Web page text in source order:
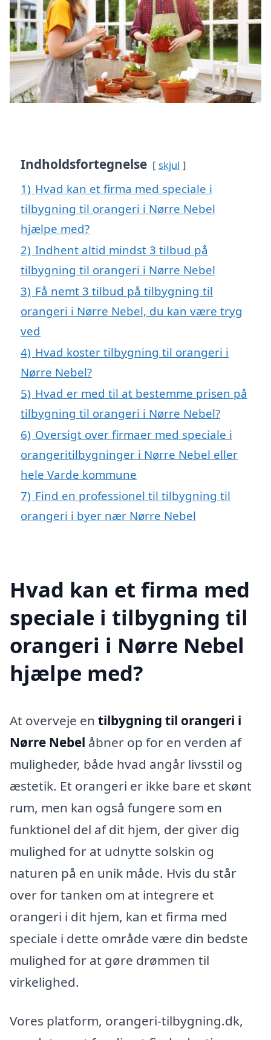
Indholdsfortegnelse skjul
1) Hvad kan et firma med speciale i
tilbygning til orangeri i Nørre Nebel
hjælpe med?
2) Indhent altid mindst 3 tilbud på
tilbygning til orangeri i Nørre Nebel
3) Få nemt 3 tilbud på tilbygning til
orangeri i Nørre Nebel, du kan være tryg
ved
4) Hvad koster tilbygning til orangeri i
Nørre Nebel?
5) Hvad er med til at bestemme prisen på
tilbygning til orangeri i Nørre Nebel?
6) Oversigt over firmaer med speciale i
orangeritilbygninger i Nørre Nebel eller
hele Varde kommune
7) Find en professionel til tilbygning til
orangeri i byer nær Nørre Nebel
Hvad kan et firma med
speciale i tilbygning til
orangeri i Nørre Nebel
hjælpe med?
At overveje en tilbygning til orangeri i
Nørre Nebel åbner op for en verden af
muligheder, både hvad angår livsstil og
æstetik. Et orangeri er ikke bare et skønt
rum, men kan også fungere som en
funktionel del af dit hjem, der giver dig
mulighed for at udnytte solskin og
naturen på en unik måde. Hvis du står
over for tanken om at integrere et
orangeri i dit hjem, kan et firma med
speciale i dette område være din bedste
mulighed for at gøre drømmen til
virkelighed.
Vores platform, orangeri-tilbygning.dk,